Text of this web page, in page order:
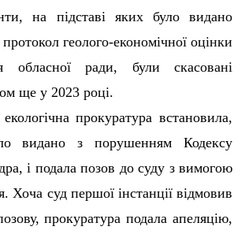
на підставі яких було видано
геолого-економічної оцінки
обласної ради, були скасовані
ще у 2023 році.
екологічна прокуратура встановила,
видано з порушенням Кодексу
і подала позов до суду з вимогою
Хоча суд першої інстанції відмовив
прокуратура подала апеляцію,